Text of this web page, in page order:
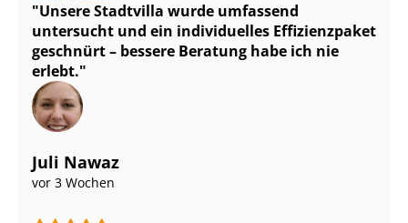
Unsere Stadtvilla wurde umfassend
untersucht und ein individuelles Effizienzpaket
geschnürt – bessere Beratung habe ich nie
erlebt.
Juli Nawaz
vor 3 Wochen